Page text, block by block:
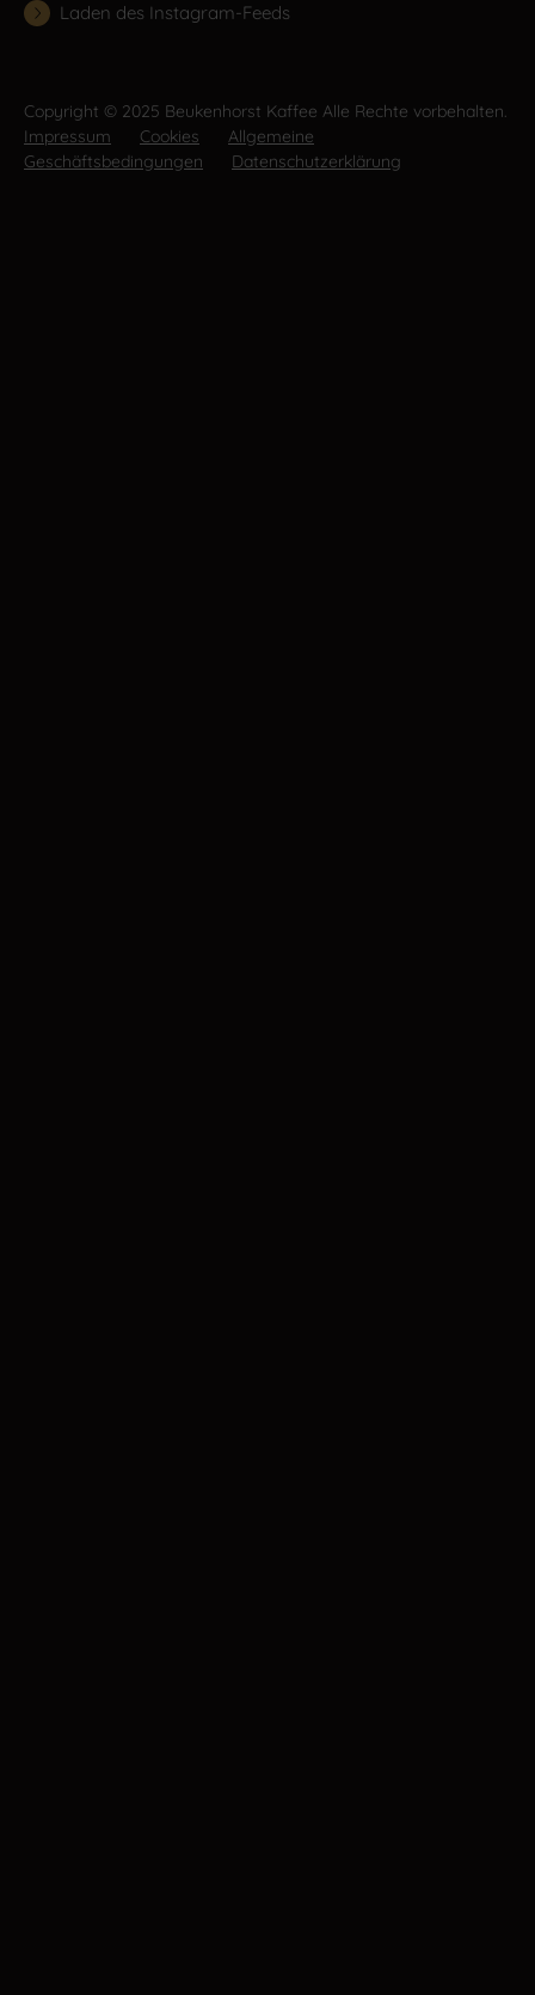
Laden des Instagram-Feeds
Copyright © 2025 Beukenhorst Kaffee Alle Rechte vorbehalten.
Impressum
Cookies
Allgemeine
Geschäftsbedingungen
Datenschutzerklärung